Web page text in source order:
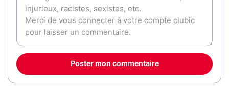
Poster mon commentaire